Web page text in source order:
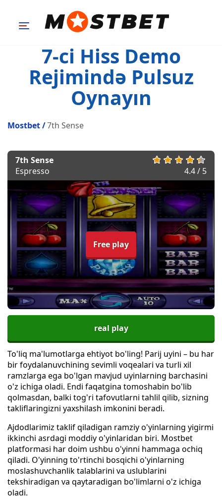
7-ci Hiss Demo
Rejimində Pulsuz
Oynayın
Mostbet/7th Sense
7th Sense
Espresso
4.4 / 5
Free play
real play
To'liq ma'lumotlarga ehtiyot bo'ling! Parij uyini – bu har
bir foydalanuvchining sevimli voqealari va turli xil
ramzlarga ega bo'lgan mavjud uyinlarning barchasini
o'z ichiga oladi. Endi faqatgina tomoshabin bo'lib
qolmasdan, balki tog'ri tafovutlarni tahlil qilib, sizning
takliflaringizni yaxshilash imkonini beradi.
Ajdodlarimiz taklif qiladigan ramziy o'yinlarning yigirmi
ikkinchi asrdagi moddiy o'yinlaridan biri. Mostbet
platformasi har doim ushbu o'yinni hammaga ochiq
qiladi. O'yinning to'rtinchi bosqichi o'yinlarning
moslashuvchanlik talablarini va uslublarini
tekshiradigan va qaytaradigan bo'limlarni o'z ichiga
oladi.